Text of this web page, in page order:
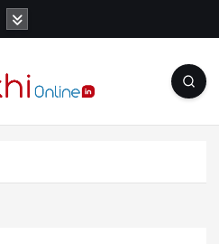
Portal